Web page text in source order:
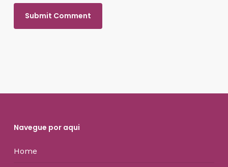
Navegue por aqui
Home